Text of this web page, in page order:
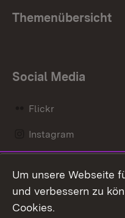
Themenübersicht
Social Media
Flickr
Instagram
Mastodon
Messenger
Um unsere Webseite
und verbessern zu
Cookies.